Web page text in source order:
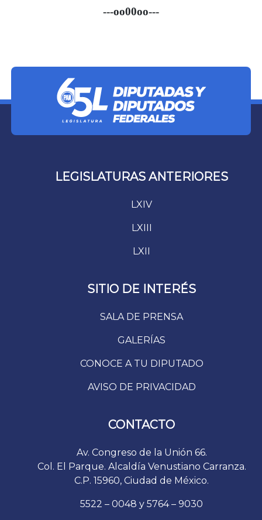
---oo00oo---
LEGISLATURAS ANTERIORES
LXIV
LXIII
LXII
SITIO DE INTERÉS
SALA DE PRENSA
GALERÍAS
CONOCE A TU DIPUTADO
AVISO DE PRIVACIDAD
CONTACTO
Av. Congreso de la Unión 66.
Col. El Parque. Alcaldía Venustiano Carranza.
C.P. 15960, Ciudad de México.
5522 – 0048 y 5764 – 9030